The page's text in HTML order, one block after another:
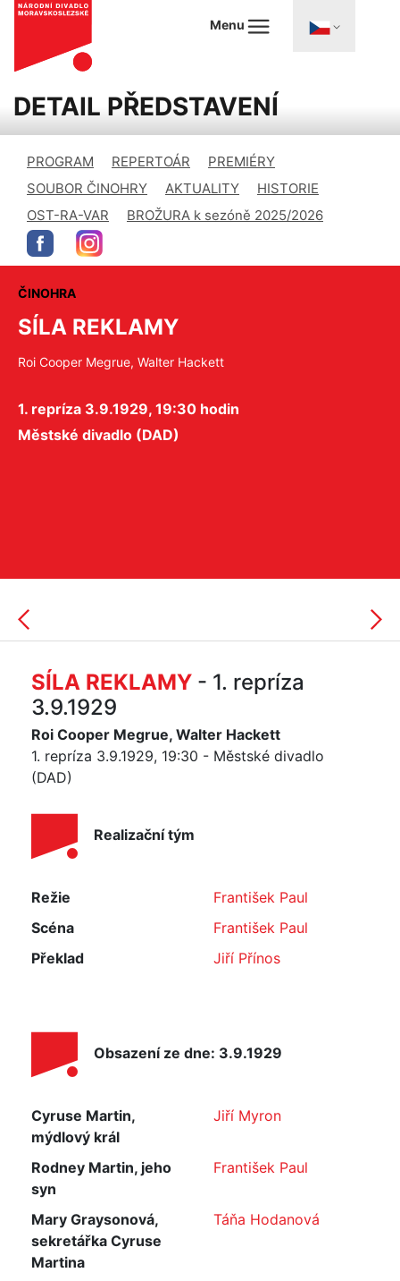
Menu
DETAIL PŘEDSTAVENÍ
PROGRAM REPERTOÁR
PREMIÉRY
SOUBOR ČINOHRY
AKTUALITY
HISTORIE
OST-RA-VAR
BROŽURA k sezóně 2025/2026
ČINOHRA
SÍLA REKLAMY
Roi Cooper Megrue, Walter Hackett
1. repríza 3.9.1929, 19:30 hodin
Městské divadlo (DAD)
SÍLA REKLAMY - 1. repríza
3.9.1929
Roi Cooper Megrue, Walter Hackett
1. repríza 3.9.1929, 19:30 - Městské divadlo
(DAD)
Realizační tým
Režie
František Paul
Scéna
František Paul
Překlad
Jiří Přínos
Obsazení ze dne: 3.9.1929
Cyruse Martin,
mýdlový král
Jiří Myron
Rodney Martin, jeho
syn
František Paul
Mary Graysonová,
sekretářka Cyruse
Martina
Táňa Hodanová